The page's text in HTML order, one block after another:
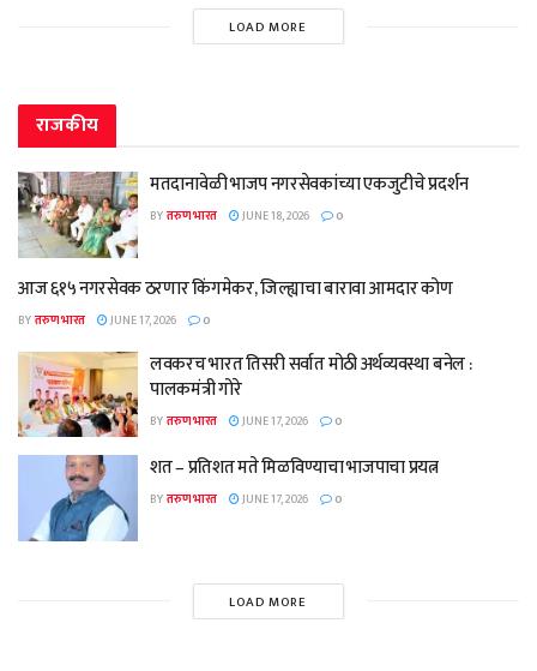
LOAD MORE
राजकीय
मतदानावेळी भाजप नगरसेवकांच्या एकजुटीचे प्रदर्शन
BYतरुण भारत JUNE 18, 2026 0
आज ६१५ नगरसेवक ठरणार किंगमेकर, जिल्ह्याचा बारावा आमदार कोण
BYतरुण भारत JUNE 17, 2026 0
लवकरच भारत तिसरी सर्वात मोठी अर्थव्यवस्था बनेल :
पालकमंत्री गोरे
BYतरुण भारत JUNE 17, 2026 0
शत – प्रतिशत मते मिळविण्याचा भाजपाचा प्रयत्न
BYतरुण भारत JUNE 17, 2026 0
LOAD MORE